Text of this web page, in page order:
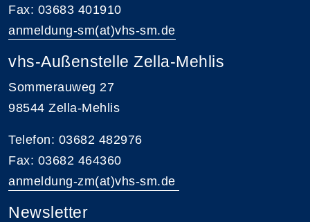
Fax: 03683 401910
anmeldung-sm(at)vhs-sm.de
vhs-Außenstelle Zella-Mehlis
Sommerauweg 27
98544 Zella-Mehlis
Telefon: 03682 482976
Fax: 03682 464360
anmeldung-zm(at)vhs-sm.de
Newsletter